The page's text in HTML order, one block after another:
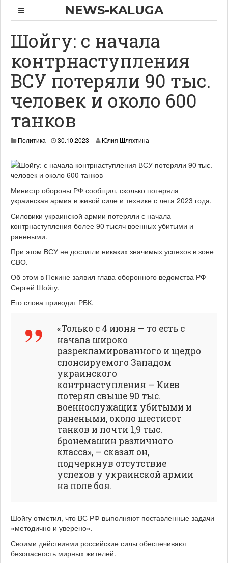
NEWS-KALUGA
Шойгу: с начала
контрнаступления
ВСУ потеряли 90 тыс.
человек и около 600
танков
Политика 30.10.2023 Юлия Шляхтина
Министр обороны РФ сообщил, сколько потеряла
украинская армия в живой силе и технике с лета 2023 года.
Силовики украинской армии потеряли с начала
контрнаступления более 90 тысяч военных убитыми и
ранеными.
При этом ВСУ не достигли никаких значимых успехов в зоне
СВО.
Об этом в Пекине заявил глава оборонного ведомства РФ
Сергей Шойгу.
Его слова приводит РБК.
«Только с 4 июня — то есть с
начала широко
разрекламированного и щедро
спонсируемого Западом
украинского
контрнаступления — Киев
потерял свыше 90 тыс.
военнослужащих убитыми и
ранеными, около шестисот
танков и почти 1,9 тыс.
бронемашин различного
класса», — сказал он,
подчеркнув отсутствие
успехов у украинской армии
на поле боя.
Шойгу отметил, что ВС РФ выполняют поставленные задачи
«методично и уверено».
Своими действиями российские силы обеспечивают
безопасность мирных жителей.